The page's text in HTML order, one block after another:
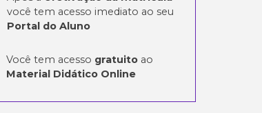
você tem acesso imediato ao seu
Portal do Aluno
Você tem acesso gratuito ao
Material Didático Online